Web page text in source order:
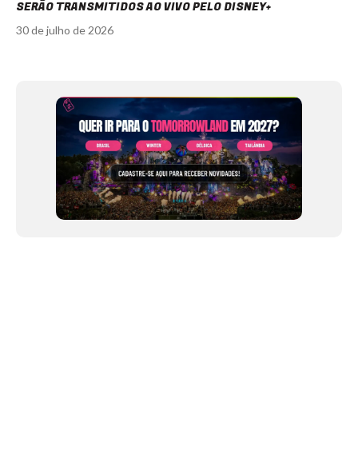
SERÃO TRANSMITIDOS AO VIVO PELO DISNEY+
30 de julho de 2026